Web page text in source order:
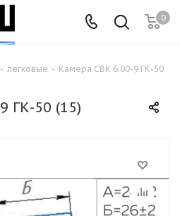
0
- легковые - Камера СВК 6.00-9 ГК-50
ГК-50 (15)